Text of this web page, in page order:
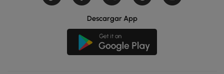
Descargar App